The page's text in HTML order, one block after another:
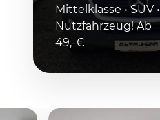
Mittelklasse • SUV •
Nutzfahrzeug! Ab
49,-€